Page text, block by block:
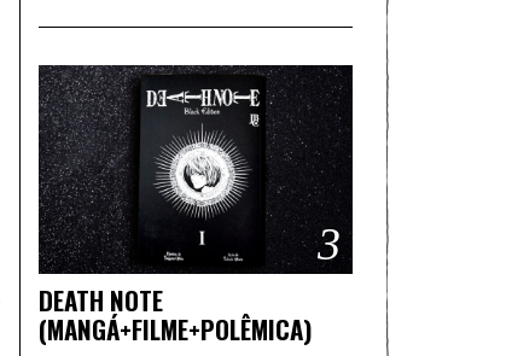
3
DEATH NOTE
(MANGÁ+FILME+POLÊMICA)